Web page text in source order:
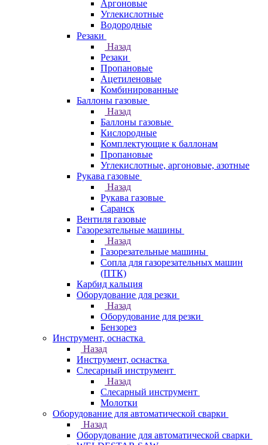
Аргоновые
Углекислотные
Водородные
Резаки
Назад
Резаки
Пропановые
Ацетиленовые
Комбинированные
Баллоны газовые
Назад
Баллоны газовые
Кислородные
Комплектующие к баллонам
Пропановые
Углекислотные, аргоновые, азотные
Рукава газовые
Назад
Рукава газовые
Саранск
Вентиля газовые
Газорезательные машины
Назад
Газорезательные машины
Сопла для газорезательных машин
(ПТК)
Карбид кальция
Оборудование для резки
Назад
Оборудование для резки
Бензорез
Инструмент, оснастка
Назад
Инструмент, оснастка
Слесарный инструмент
Назад
Слесарный инструмент
Молотки
Оборудование для автоматической сварки
Назад
Оборудование для автоматической сварки